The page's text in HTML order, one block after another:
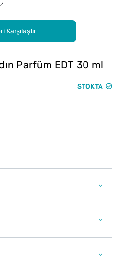
Karşılaştır
Parfüm EDT 30 ml
STOKTA